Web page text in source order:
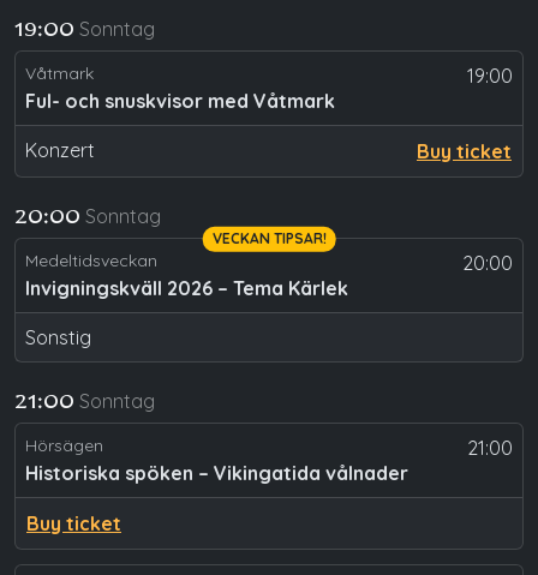
19:00 Sonntag
19:00
Våtmark
Ful- och snuskvisor med Våtmark
Konzert Buy ticket
20:00 Sonntag
20:00
Medeltidsveckan
Invigningskväll 2026 – Tema Kärlek
Sonstig
VECKAN TIPSAR!
21:00 Sonntag
21:00
Hörsägen
Historiska spöken – Vikingatida vålnader
Buy ticket